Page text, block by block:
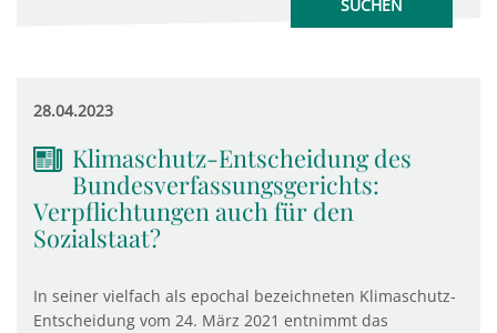
28.04.2023
Klimaschutz-Entscheidung des
Bundesverfassungsgerichts:
Verpflichtungen auch für den
Sozialstaat?
In seiner vielfach als epochal bezeichneten Klimaschutz-
Entscheidung vom 24. März 2021 entnimmt das